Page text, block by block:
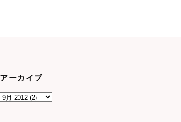
アーカイブ